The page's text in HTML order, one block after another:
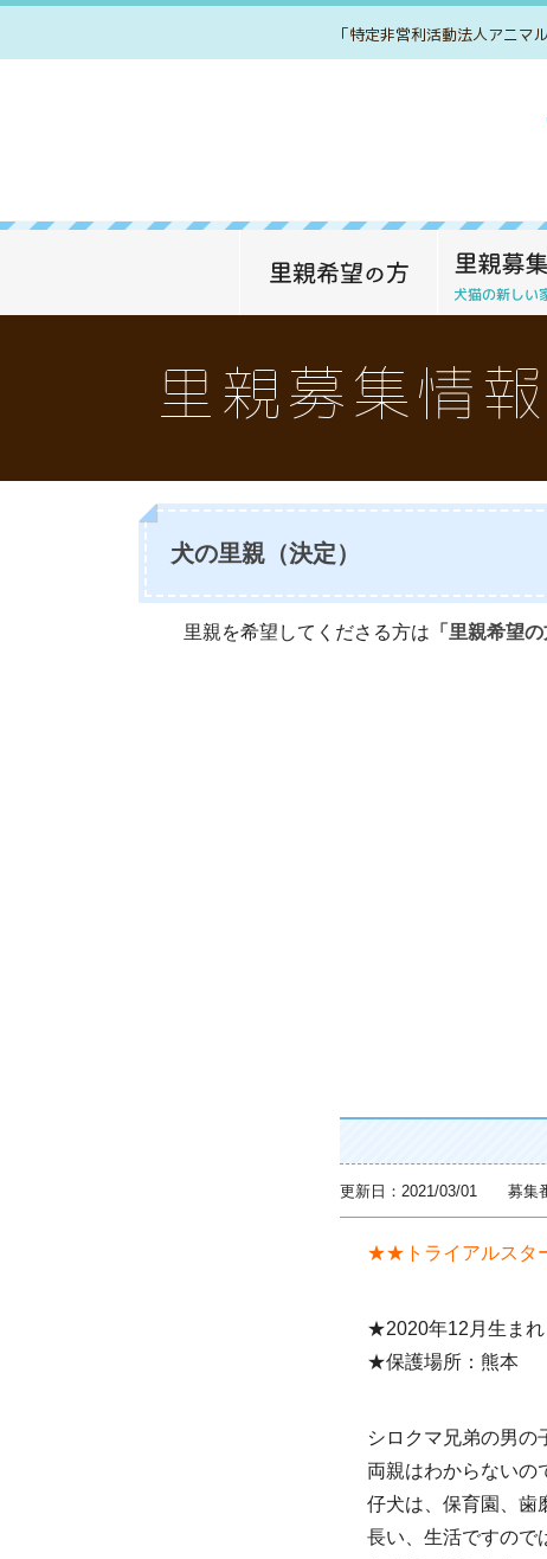
「特定非営利活動法人アニマ
里親募集情報
犬の里親（決定）
里親を希望してくださる方は 「里親希望
更新日：2021/03/01 募
★★トライアルスタ
★2020年12月生まれ
★保護場所：熊本
シロクマ兄弟の男の
両親はわからないの
仔犬は、保育園、歯
長い、生活ですので